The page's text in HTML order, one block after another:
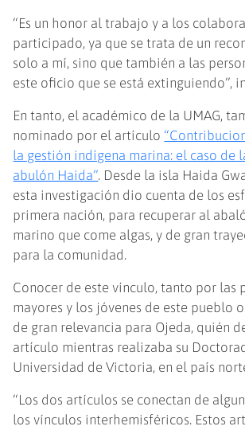
“Es un honor al trabajo y a los
participado, ya que se trata de un
solo a mí, sino que también a las
este oficio que se está extinguiendo”,
En tanto, el académico de la UMAG,
nominado por el artículo
la gestión indígena marina: el caso de
abulón Haida”. Desde la isla Haida
esta investigación dio cuenta de los
primera nación, para recuperar al
marino que come algas, y de gran
para la comunidad.
Conocer de este vínculo, tanto por las
mayores y los jóvenes de este pueblo
de gran relevancia para Ojeda, quién
artículo mientras realizaba su
Universidad de Victoria, en el país
“Los dos artículos se conectan de
los vínculos interhemisféricos. Estos